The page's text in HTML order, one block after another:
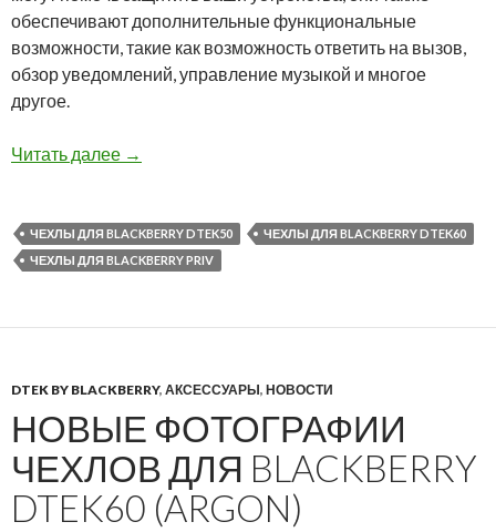
обеспечивают дополнительные функциональные
возможности, такие как возможность ответить на вызов,
обзор уведомлений, управление музыкой и многое
другое.
Читать далее Все что вам нужно знать о смарт-чехлах
→
ЧЕХЛЫ ДЛЯ BLACKBERRY DTEK50
ЧЕХЛЫ ДЛЯ BLACKBERRY DTEK60
ЧЕХЛЫ ДЛЯ BLACKBERRY PRIV
DTEK BY BLACKBERRY, АКСЕССУАРЫ, НОВОСТИ
НОВЫЕ ФОТОГРАФИИ
ЧЕХЛОВ ДЛЯ BLACKBERRY
DTEK60 (ARGON)